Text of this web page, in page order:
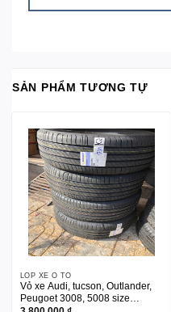
SẢN PHẨM TƯƠNG TỰ
LỐP XE Ô TÔ
Vỏ xe Audi, tucson, Outlander,
Peugoet 3008, 5008 size